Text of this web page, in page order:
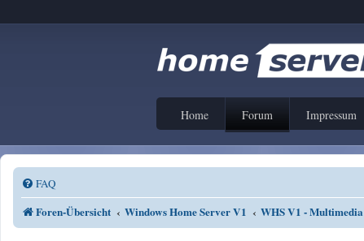
Home Forum Impressum
FAQ
Foren-Übersicht Windows Home Server V1 WHS V1 - Multimedia